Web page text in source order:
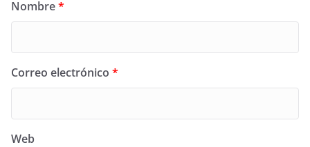
Nombre*
Correo electrónico *
Web